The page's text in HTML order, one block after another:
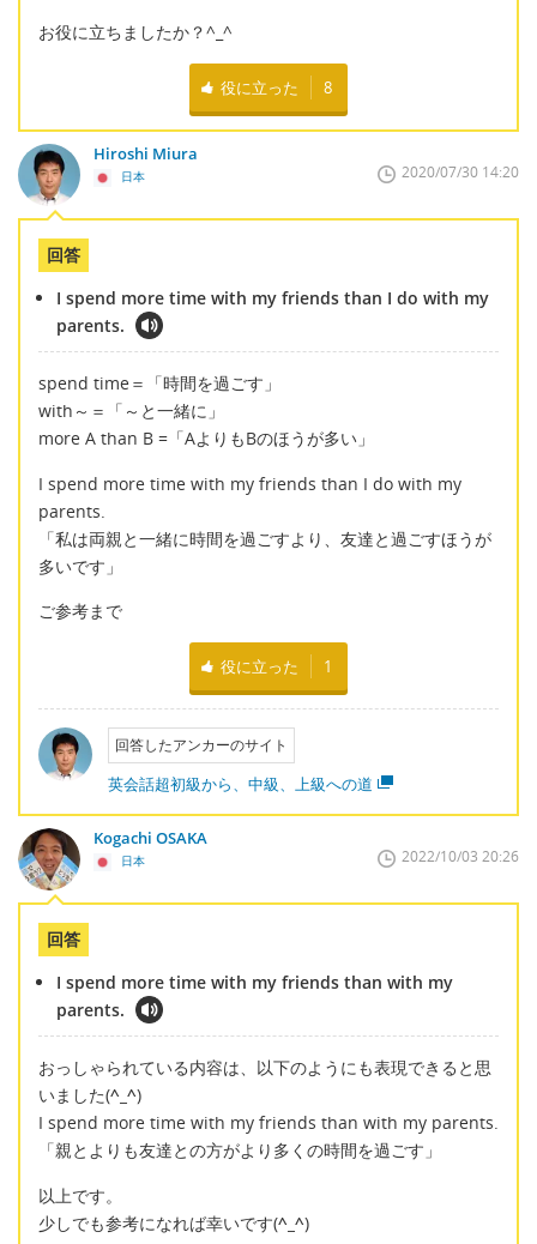
お役に立ちましたか？^_^
役に立った 8
Hiroshi Miura
日本 2020/07/30 14:20
回答
I spend more time with my friends than I do with my
parents.
spend time＝「時間を過ごす」
with～＝「～と一緒に」
more A than B =「AよりもBのほうが多い」
I spend more time with my friends than I do with my
parents.
「私は両親と一緒に時間を過ごすより、友達と過ごすほうが
多いです」
ご参考まで
役に立った 1
回答したアンカーのサイト
英会話超初級から、中級、上級への道
Kogachi OSAKA
日本 2022/10/03 20:26
回答
I spend more time with my friends than with my
parents.
おっしゃられている内容は、以下のようにも表現できると思
いました(^_^)
I spend more time with my friends than with my parents.
「親とよりも友達との方がより多くの時間を過ごす」
以上です。
少しでも参考になれば幸いです(^_^)